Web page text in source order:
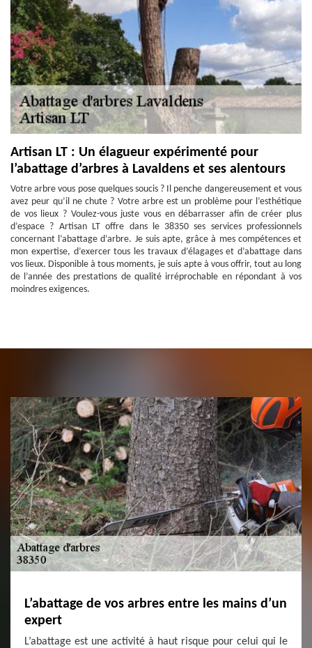
Artisan LT : Un élagueur expérimenté pour
l’abattage d’arbres à Lavaldens et ses alentours
Votre arbre vous pose quelques soucis ? Il penche dangereusement et vous
avez peur qu’il ne chute ? Votre arbre est un problème pour l’esthétique
de vos lieux ? Voulez-vous juste vous en débarrasser afin de créer plus
d’espace ? Artisan LT offre dans le 38350 ses services professionnels
concernant l’abattage d’arbre. Je suis apte, grâce à mes compétences et
mon expertise, d’exercer tous les travaux d’élagages et d’abattage dans
vos lieux. Disponible à tous moments, je suis apte à vous offrir, tout au long
de l’année des prestations de qualité irréprochable en répondant à vos
moindres exigences.
L’abattage de vos arbres entre les mains d’un
expert
L’abattage est une activité à haut risque pour celui qui le